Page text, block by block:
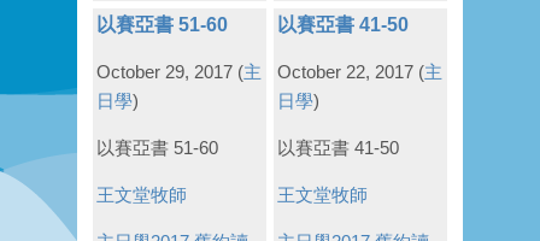
以賽亞書 51-60
October 29, 2017 (主
日學)
以賽亞書 51-60
王文堂牧師
以賽亞書 41-50
October 22, 2017 (主
日學)
以賽亞書 41-50
王文堂牧師